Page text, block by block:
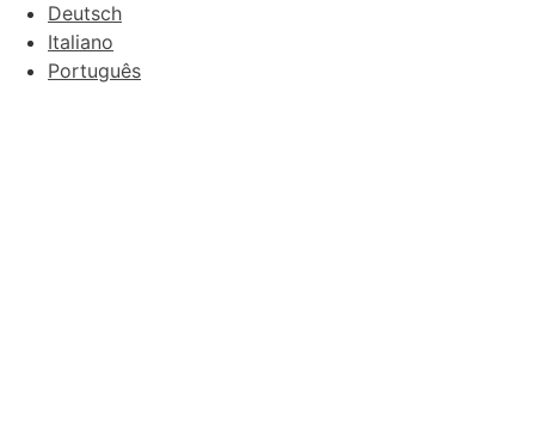
Deutsch
Italiano
Português